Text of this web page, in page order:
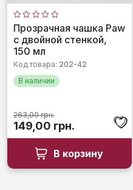
Оценка
0
из
5
Прозрачная чашка Paw
с двойной стенкой,
150 мл
Код товара: 202-42
В наличии
263,00грн.
Первоначальная
цена
составляла
263,00 грн..
149,00 грн. Текущая
цена:
149,00 грн..
В корзину